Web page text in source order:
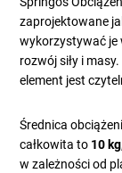
zaprojektowane
wykorzystywać je
rozwój siły i
element jest
Średnica
całkowita to 10 kg
w zależności od